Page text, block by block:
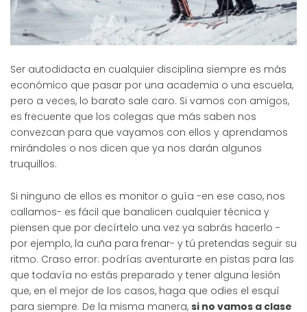
Ser autodidacta en cualquier disciplina siempre es más
económico que pasar por una academia o una escuela,
pero a veces, lo barato sale caro. Si vamos con amigos,
es frecuente que los colegas que más saben nos
convezcan para que vayamos con ellos y aprendamos
mirándoles o nos dicen que ya nos darán algunos
truquillos.
Si ninguno de ellos es monitor o guía -en ese caso, nos
callamos- es fácil que banalicen cualquier técnica y
piensen que por decírtelo una vez ya sabrás hacerlo -
por ejemplo, la cuña para frenar- y tú pretendas seguir su
ritmo. Craso error: podrías aventurarte en pistas para las
que todavía no estás preparado y tener alguna lesión
que, en el mejor de los casos, haga que odies el esquí
para siempre. De la misma manera, si no vamos a clase